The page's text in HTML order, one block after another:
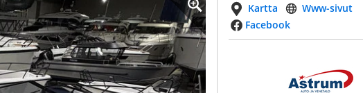
Kartta
Www-sivut
Facebook